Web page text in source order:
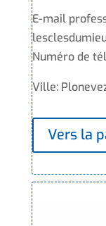
E-mail
Numéro de
Ville:
Vers la